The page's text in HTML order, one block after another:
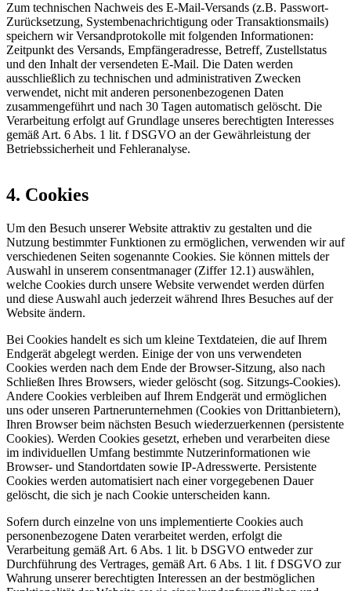
Zum technischen Nachweis des E-Mail-Versands (z.B. Passwort-
Zurücksetzung, Systembenachrichtigung oder Transaktionsmails)
speichern wir Versandprotokolle mit folgenden Informationen:
Zeitpunkt des Versands, Empfängeradresse, Betreff, Zustellstatus
und den Inhalt der versendeten E-Mail. Die Daten werden
ausschließlich zu technischen und administrativen Zwecken
verwendet, nicht mit anderen personenbezogenen Daten
zusammengeführt und nach 30 Tagen automatisch gelöscht. Die
Verarbeitung erfolgt auf Grundlage unseres berechtigten Interesses
gemäß Art. 6 Abs. 1 lit. f DSGVO an der Gewährleistung der
Betriebssicherheit und Fehleranalyse.
4. Cookies
Um den Besuch unserer Website attraktiv zu gestalten und die
Nutzung bestimmter Funktionen zu ermöglichen, verwenden wir auf
verschiedenen Seiten sogenannte Cookies. Sie können mittels der
Auswahl in unserem consentmanager (Ziffer 12.1) auswählen,
welche Cookies durch unsere Website verwendet werden dürfen
und diese Auswahl auch jederzeit während Ihres Besuches auf der
Website ändern.
Bei Cookies handelt es sich um kleine Textdateien, die auf Ihrem
Endgerät abgelegt werden. Einige der von uns verwendeten
Cookies werden nach dem Ende der Browser-Sitzung, also nach
Schließen Ihres Browsers, wieder gelöscht (sog. Sitzungs-Cookies).
Andere Cookies verbleiben auf Ihrem Endgerät und ermöglichen
uns oder unseren Partnerunternehmen (Cookies von Drittanbietern),
Ihren Browser beim nächsten Besuch wiederzuerkennen (persistente
Cookies). Werden Cookies gesetzt, erheben und verarbeiten diese
im individuellen Umfang bestimmte Nutzerinformationen wie
Browser- und Standortdaten sowie IP-Adresswerte. Persistente
Cookies werden automatisiert nach einer vorgegebenen Dauer
gelöscht, die sich je nach Cookie unterscheiden kann.
Sofern durch einzelne von uns implementierte Cookies auch
personenbezogene Daten verarbeitet werden, erfolgt die
Verarbeitung gemäß Art. 6 Abs. 1 lit. b DSGVO entweder zur
Durchführung des Vertrages, gemäß Art. 6 Abs. 1 lit. f DSGVO zur
Wahrung unserer berechtigten Interessen an der bestmöglichen